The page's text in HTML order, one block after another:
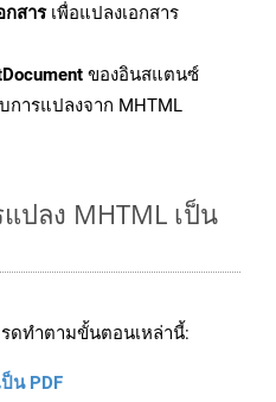
กสารเพื่อแปลงเอกสาร
ของอินสแตนซ์
การแปลงจาก MHTML
ปลง MHTML เป็น
ดทำตามขั้นตอนเหล่านี้:
น PDF